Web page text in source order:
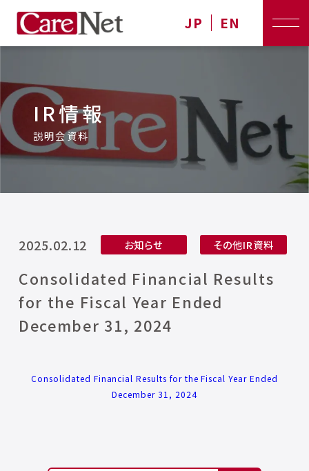
JP EN
IR情報
説明会資料
2025.02.12 お知らせ その他IR資料
Consolidated Financial Results
for the Fiscal Year Ended
December 31, 2024
Consolidated Financial Results for the Fiscal Year Ended
December 31, 2024